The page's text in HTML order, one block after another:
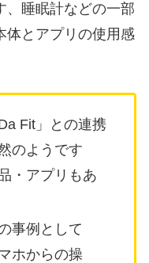
、睡眠計などの一部
体とアプリの使用感
Fit」との連携
のようです
・アプリもあ
事例として
ホからの操